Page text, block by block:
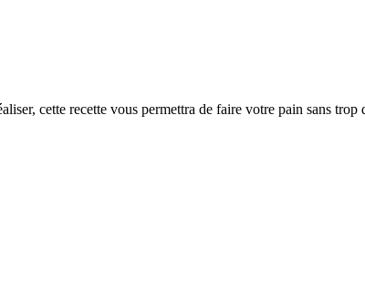
cette recette vous permettra de faire votre pain sans trop